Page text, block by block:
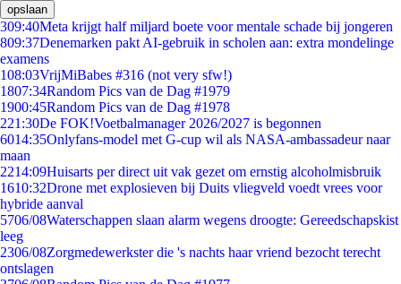
opslaan
309:40Meta krijgt half miljard boete voor mentale schade bij jongeren
809:37Denemarken pakt AI-gebruik in scholen aan: extra mondelinge
examens
108:03VrijMiBabes #316 (not very sfw!)
1807:34Random Pics van de Dag #1979
1900:45Random Pics van de Dag #1978
221:30De FOK!Voetbalmanager 2026/2027 is begonnen
6014:35Onlyfans-model met G-cup wil als NASA-ambassadeur naar
maan
2214:09Huisarts per direct uit vak gezet om ernstig alcoholmisbruik
1610:32Drone met explosieven bij Duits vliegveld voedt vrees voor
hybride aanval
5706/08Waterschappen slaan alarm wegens droogte: Gereedschapskist
leeg
2306/08Zorgmedewerkster die 's nachts haar vriend bezocht terecht
ontslagen